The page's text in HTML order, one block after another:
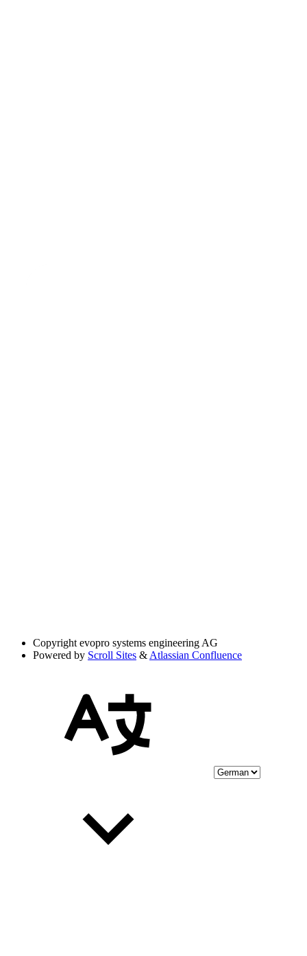
Copyright evopro systems engineering AG
Powered by Scroll Sites & Atlassian Confluence